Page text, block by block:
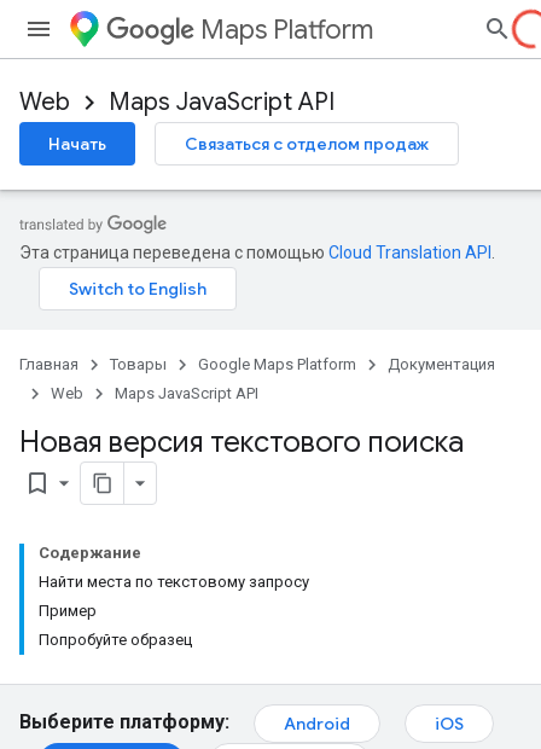
Maps Platform
Web Maps JavaScript API
Начать Связаться с отделом продаж
Эта страница переведена с помощью Cloud Translation API
Главная Товары Google Maps Platform
Документация
Web
Maps JavaScript API
Новая версия текстового поиска
bookmark_border
Содержание
Найти места по текстовому запросу
Пример
Попробуйте образец
Выберите платформу: Android
iOS